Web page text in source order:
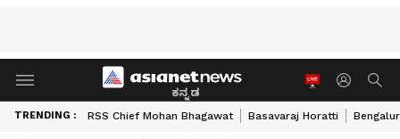
ಕನ್ನಡ
TRENDING : RSS Chief Mohan Bhagawat Basavaraj Horatti